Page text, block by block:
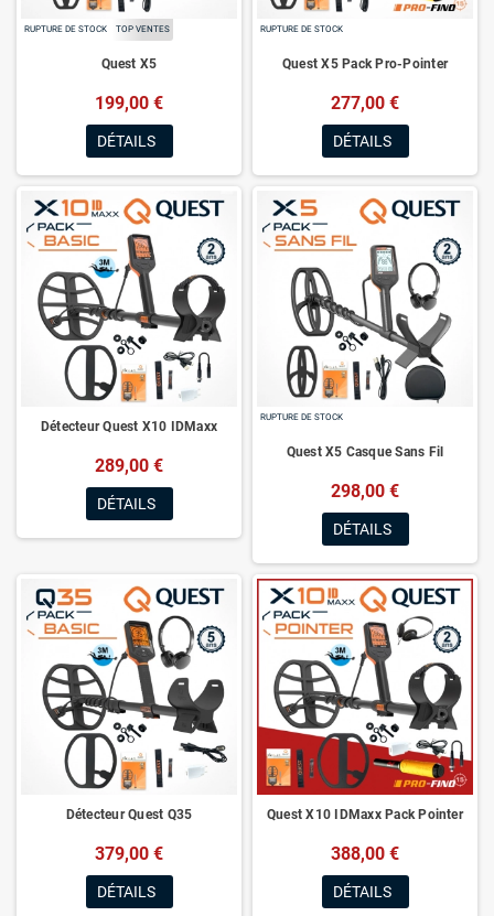
RUPTURE DE STOCK TOP VENTES
Quest X5
199,00 €
DÉTAILS
RUPTURE DE STOCK
Quest X5 Pack Pro-Pointer
277,00 €
DÉTAILS
Détecteur Quest X10 IDMaxx
289,00 €
DÉTAILS
RUPTURE DE STOCK
Quest X5 Casque Sans Fil
298,00 €
DÉTAILS
Détecteur Quest Q35
379,00 €
DÉTAILS
Quest X10 IDMaxx Pack Pointer
388,00 €
DÉTAILS